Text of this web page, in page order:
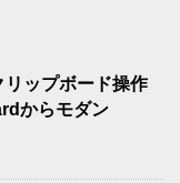
ップボード操作
からモダン